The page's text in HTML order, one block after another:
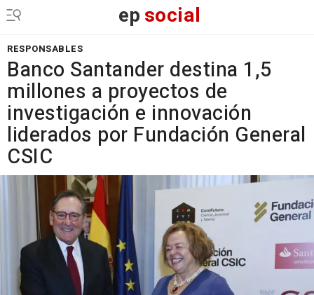
epsocial
RESPONSABLES
Banco Santander destina 1,5
millones a proyectos de
investigación e innovación
liderados por Fundación General
CSIC